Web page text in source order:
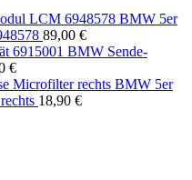
BMW 5er
89,00 €
BMW Sende-
€
BMW 5er
18,90 €